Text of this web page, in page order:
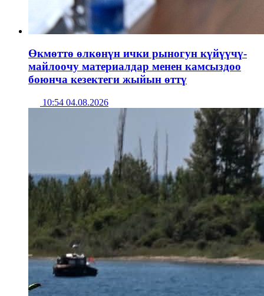
Өкмөттө өлкөнүн ички рыногун күйүүчү-
майлоочу материалдар менен камсыздоо
боюнча кезектеги жыйын өттү
10:54 04.08.2026